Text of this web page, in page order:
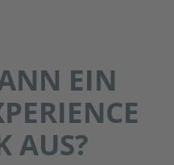
EIN
AUS?